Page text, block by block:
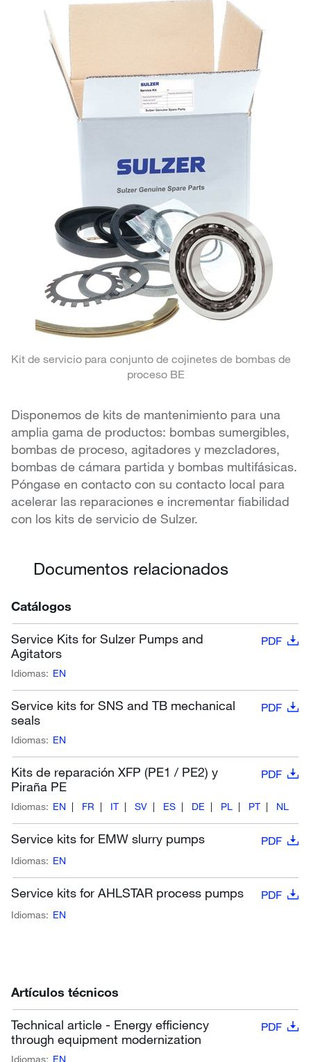
Kit de servicio para conjunto de cojinetes de bombas de
proceso BE
Disponemos de kits de mantenimiento para una
amplia gama de productos: bombas sumergibles,
bombas de proceso, agitadores y mezcladores,
bombas de cámara partida y bombas multifásicas.
Póngase en contacto con su contacto local para
acelerar las reparaciones e incrementar fiabilidad
con los kits de servicio de Sulzer.
Documentos relacionados
Catálogos
Service Kits for Sulzer Pumps and
Agitators
PDF
Idiomas: EN
Service kits for SNS and TB mechanical
seals
PDF
Idiomas: EN
Kits de reparación XFP (PE1 / PE2) y
Piraña PE
PDF
Idiomas: EN FR IT SV ES DE PL PT NL
Service kits for EMW slurry pumps PDF
Idiomas: EN
Service kits for AHLSTAR process pumps PDF
Idiomas: EN
Artículos técnicos
Technical article - Energy efficiency
through equipment modernization
PDF
Idiomas: EN